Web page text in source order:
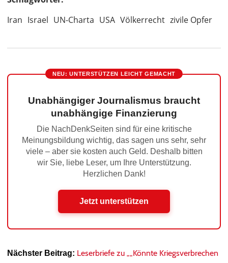
Iran Israel UN-Charta USA Völkerrecht zivile Opfer
NEU: UNTERSTÜTZEN LEICHT GEMACHT
Unabhängiger Journalismus braucht
unabhängige Finanzierung
Die NachDenkSeiten sind für eine kritische
Meinungsbildung wichtig, das sagen uns sehr, sehr
viele – aber sie kosten auch Geld. Deshalb bitten
wir Sie, liebe Leser, um Ihre Unterstützung.
Herzlichen Dank!
Jetzt unterstützen
Nächster Beitrag: Leserbriefe zu „„Könnte Kriegsverbrechen